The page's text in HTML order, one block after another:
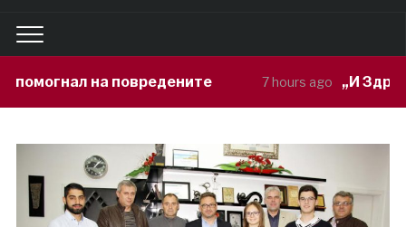
7 hours ago „И Здравје и работа“: